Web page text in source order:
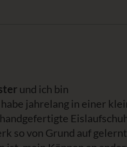
und ich bin
jahrelang in einer
so von Grund auf